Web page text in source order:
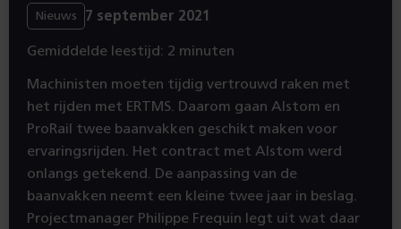
Nieuws 7 september 2021
Gemiddelde leestijd: 2 minuten
Machinisten moeten tijdig vertrouwd raken met
het rijden met ERTMS. Daarom gaan Alstom en
ProRail twee baanvakken geschikt maken voor
ervaringsrijden. Het contract met Alstom werd
onlangs getekend. De aanpassing van de
baanvakken neemt een kleine twee jaar in beslag.
Projectmanager Philippe Frequin legt uit wat daar